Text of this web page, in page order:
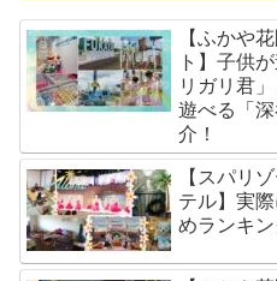
【ふかや
ト】子供
リガリ君
遊べる「
介！
【スパリ
テル】実
めランキン